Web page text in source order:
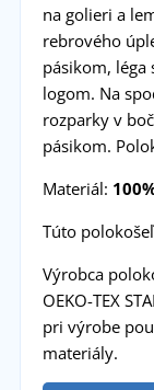
na golieri a
rebrového
pásikom,
logom. Na
rozparky v
pásikom.
Materiál:
Túto
Výrobca
OEKO-TEX
pri výrobe
materiály.